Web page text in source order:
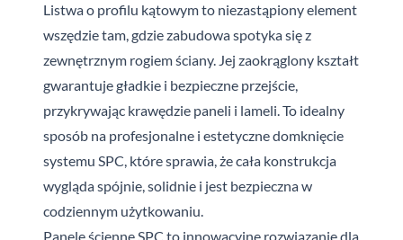
Listwa o profilu kątowym to niezastąpiony element
wszędzie tam, gdzie zabudowa spotyka się z
zewnętrznym rogiem ściany. Jej zaokrąglony kształt
gwarantuje gładkie i bezpieczne przejście,
przykrywając krawędzie paneli i lameli. To idealny
sposób na profesjonalne i estetyczne domknięcie
systemu SPC, które sprawia, że cała konstrukcja
wygląda spójnie, solidnie i jest bezpieczna w
codziennym użytkowaniu.
Panele ścienne SPC to innowacyjne rozwiązanie dla